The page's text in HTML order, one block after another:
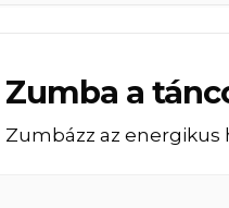
Zumba a
Zumbázz az energikus